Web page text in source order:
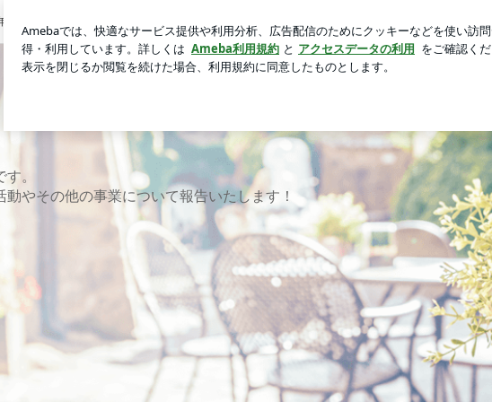
交際も結婚の話が出ない彼 ログ
。
やその他の事業について報告いたします！